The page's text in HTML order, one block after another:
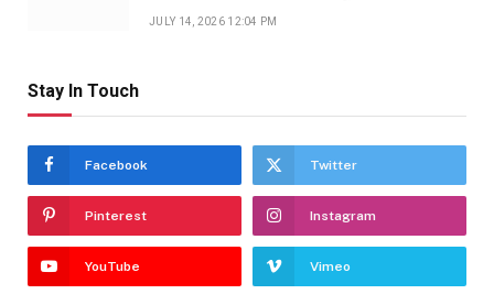
JULY 14, 2026 12:04 PM
Stay In Touch
Facebook Twitter
Pinterest Instagram
YouTube Vimeo